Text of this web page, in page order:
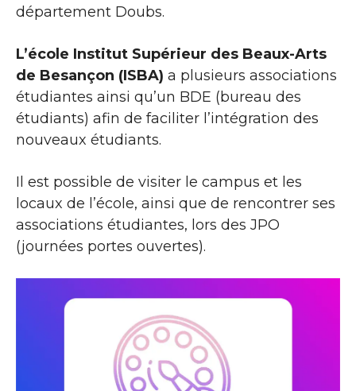
département Doubs.
L’école Institut Supérieur des Beaux-Arts
de Besançon (ISBA) a plusieurs associations
étudiantes ainsi qu’un BDE (bureau des
étudiants) afin de faciliter l’intégration des
nouveaux étudiants.
Il est possible de visiter le campus et les
locaux de l’école, ainsi que de rencontrer ses
associations étudiantes, lors des JPO
(journées portes ouvertes).